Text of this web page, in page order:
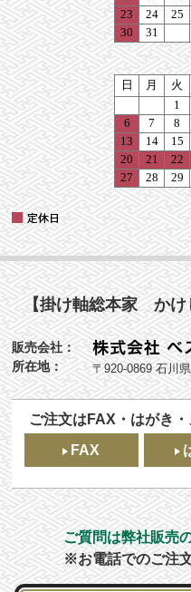
【掛け軸総本家 か
販売会社：
所在地：
〒920-0869 石川
ご注文はFAX・はがき
FAX
ご質問は弊社販売
※お電話でのご注